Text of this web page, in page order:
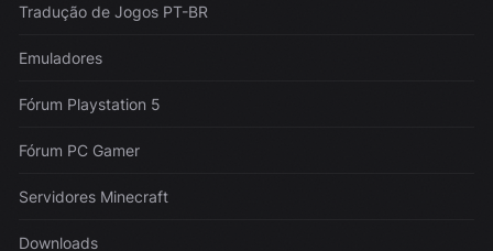
Tradução de Jogos PT-BR
Emuladores
Fórum Playstation 5
Fórum PC Gamer
Servidores Minecraft
Downloads